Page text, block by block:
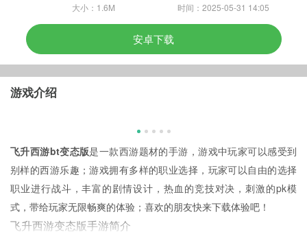
大小：1.6M
时间：2025-05-31 14:05
安卓下载
游戏介绍
飞升西游bt变态版是一款西游题材的手游，游戏中玩家可以感受到
别样的西游乐趣；游戏拥有多样的职业选择，玩家可以自由的选择
职业进行战斗，丰富的剧情设计，热血的竞技对决，刺激的pk模
式，带给玩家无限畅爽的体验；喜欢的朋友快来下载体验吧！
飞升西游变态版手游简介